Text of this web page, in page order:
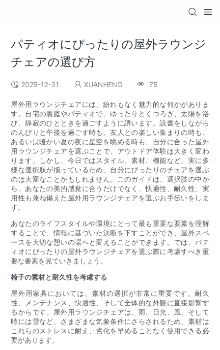
パティオにぴったりの屋外ラウンジ
チェアの選び方
2025-12-31 XUANHENG 75
屋外用ラウンジチェアには、紛れもなく魅力的な何かがありま
す。自宅の裏庭やパティオで、ゆったりとくつろぎ、太陽を浴
び、静寂のひとときを過ごすように誘います。読書をしながら
のんびりと午後を過ごす時も、友人との楽しい集まりの時も、
あるいは暖かい夏の夜に星空を眺める時も、自分に合った屋外
用ラウンジチェアを選ぶことで、アウトドア体験は大きく変わ
ります。しかし、今日ではスタイル、素材、機能など、実に多
様な選択肢が揃っているため、自分にぴったりのチェアを選ぶ
のは大変なことかもしれません。このガイドは、選択肢の中か
ら、あなたの美的感覚に合うだけでなく、快適性、耐久性、実
用性も兼ね備えた屋外用ラウンジチェアを選ぶお手伝いをしま
す。
あなたのライフスタイルや環境にとって最も重要な要素を理解
することで、情報に基づいた決断を下すことができ、屋外スペ
ースを大切な憩いの場へと変えることができます。では、パテ
ィオにぴったりの屋外ラウンジチェアを選ぶ際に考慮すべき重
要な要素を見ていきましょう。
椅子の素材と耐久性を考慮する
屋外用家具においては、素材の選択が非常に重要です。耐久
性、メンテナンス、快適性、そして全体的な外観に直接影響す
るからです。屋外用ラウンジチェアは、雨、日光、風、そして
時には雪など、さまざまな気象条件にさらされるため、素材は
これらのストレスに耐え、劣化を早めることなく使用できる必
要があります。